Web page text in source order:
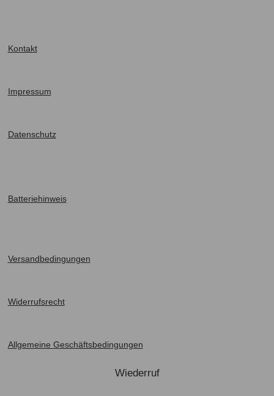
Kontakt
Impressum
Datenschutz
Batteriehinweis
Versandbedingungen
Widerrufsrecht
Allgemeine Geschäftsbedingungen
Wiederruf